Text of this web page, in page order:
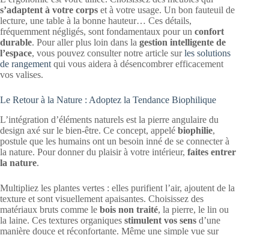
s’adaptent à votre corps et à votre usage. Un bon fauteuil de
lecture, une table à la bonne hauteur… Ces détails,
fréquemment négligés, sont fondamentaux pour un confort
durable. Pour aller plus loin dans la gestion intelligente de
l’espace, vous pouvez consulter notre article surles solutions
de rangement qui vous aidera à désencombrer efficacement
vos valises.
Le Retour à la Nature : Adoptez la Tendance Biophilique
L’intégration d’éléments naturels est la pierre angulaire du
design axé sur le bien-être. Ce concept, appelé biophilie,
postule que les humains ont un besoin inné de se connecter à
la nature. Pour donner du plaisir à votre intérieur, faites entrer
la nature.
Multipliez les plantes vertes : elles purifient l’air, ajoutent de la
texture et sont visuellement apaisantes. Choisissez des
matériaux bruts comme le bois non traité, la pierre, le lin ou
la laine. Ces textures organiques stimulent vos sens d’une
manière douce et réconfortante. Même une simple vue sur